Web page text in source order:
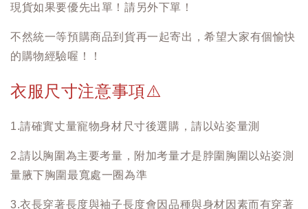
現貨如果要優先出單！請另外下單！
不然統一等預購商品到貨再一起寄出，希望大家有個愉快
的購物經驗喔！！
衣服尺寸注意事項⚠️
1.請確實丈量寵物身材尺寸後選購，請以站姿量測
2.請以胸圍為主要考量，附加考量才是脖圍胸圍以站姿測
量腋下胸圍最寬處一圈為準
3.衣長穿著長度與袖子長度會因品種與身材因素而有穿著